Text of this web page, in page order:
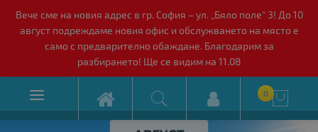
Вече сме на новия адрес в гр. София – ул. „Бяло поле“ 3! До 10
август подреждаме новия офис и обслужването на място е
само с предварително обаждане. Благодарим за
разбирането! Ще се видим на 11.08
 0 